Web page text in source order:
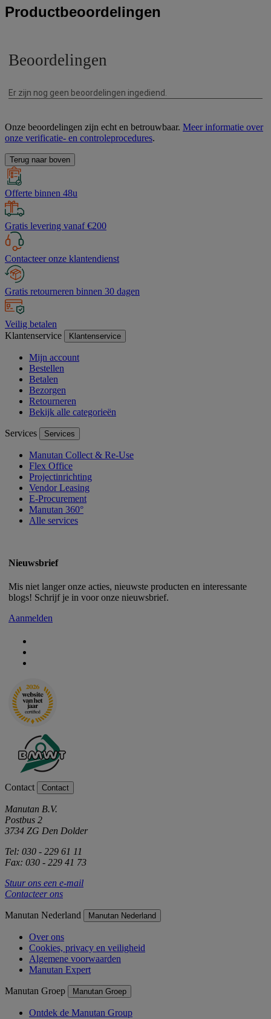
Productbeoordelingen
Onze beoordelingen zijn echt en betrouwbaar. Meer informatie over
onze verificatie- en controleprocedures.
Terug naar boven
Offerte binnen 48u
Gratis levering vanaf €200
Contacteer onze klantendienst
Gratis retourneren binnen 30 dagen
Veilig betalen
Klantenservice
Klantenservice
Mijn account
Bestellen
Betalen
Bezorgen
Retourneren
Bekijk alle categorieën
Services Services
Manutan Collect & Re-Use
Flex Office
Projectinrichting
Vendor Leasing
E-Procurement
Manutan 360°
Alle services
Nieuwsbrief
Mis niet langer onze acties, nieuwste producten en interessante
blogs! Schrijf je in voor onze nieuwsbrief.
Aanmelden
Contact Contact
Manutan B.V.
Postbus 2
3734 ZG Den Dolder
Tel: 030 - 229 61 11
Fax: 030 - 229 41 73
Stuur ons een e-mail
Contacteer ons
Manutan Nederland Manutan Nederland
Over ons
Cookies, privacy en veiligheid
Algemene voorwaarden
Manutan Expert
Manutan Groep Manutan Groep
Ontdek de Manutan Group